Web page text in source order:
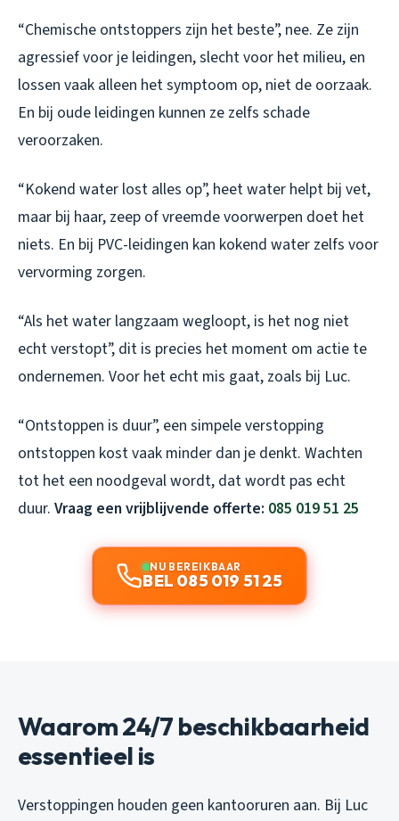
“Chemische ontstoppers zijn het beste”, nee. Ze zijn
agressief voor je leidingen, slecht voor het milieu, en
lossen vaak alleen het symptoom op, niet de oorzaak.
En bij oude leidingen kunnen ze zelfs schade
veroorzaken.
“Kokend water lost alles op”, heet water helpt bij vet,
maar bij haar, zeep of vreemde voorwerpen doet het
niets. En bij PVC-leidingen kan kokend water zelfs voor
vervorming zorgen.
“Als het water langzaam wegloopt, is het nog niet
echt verstopt”, dit is precies het moment om actie te
ondernemen. Voor het echt mis gaat, zoals bij Luc.
“Ontstoppen is duur”, een simpele verstopping
ontstoppen kost vaak minder dan je denkt. Wachten
tot het een noodgeval wordt, dat wordt pas echt
duur. Vraag een vrijblijvende offerte: 085 019 51 25
NU BEREIKBAAR
BEL 085 019 51 25
Waarom 24/7 beschikbaarheid
essentieel is
Verstoppingen houden geen kantooruren aan. Bij Luc